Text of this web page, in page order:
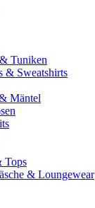
Tuniken
& Sweatshirts
Mäntel
Tops
& Loungewear